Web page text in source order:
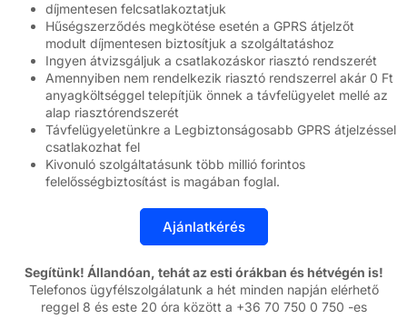
díjmentesen felcsatlakoztatjuk
Hűségszerződés megkötése esetén a GPRS átjelzőt
modult díjmentesen biztosítjuk a szolgáltatáshoz
Ingyen átvizsgáljuk a csatlakozáskor riasztó rendszerét
Amennyiben nem rendelkezik riasztó rendszerrel akár 0 Ft
anyagköltséggel telepítjük önnek a távfelügyelet mellé az
alap riasztórendszerét
Távfelügyeletünkre a Legbiztonságosabb GPRS átjelzéssel
csatlakozhat fel
Kivonuló szolgáltatásunk több millió forintos
felelősségbiztosítást is magában foglal.
Segítünk! Állandóan, tehát az esti órákban és hétvégén is!
Telefonos ügyfélszolgálatunk a hét minden napján elérhető
reggel 8 és este 20 óra között a +36 70 750 0 750 -es